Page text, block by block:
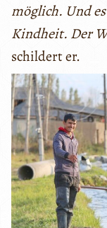
möglich. Und
Kindheit. Der
schildert er.